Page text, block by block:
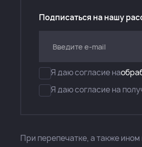
Подписаться на нашу
Я даю согласие на
Я даю согласие на
При перепечатке, а также